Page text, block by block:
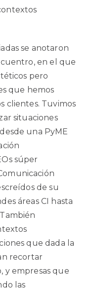
se anotaron
en el que
pero
que hemos
clientes. Tuvimos
situaciones
una PyME
súper
de su
áreas CI hasta
que dada la
recortar
y empresas que
las